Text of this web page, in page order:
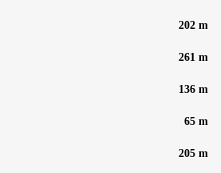
202 m
261 m
136 m
65 m
205 m